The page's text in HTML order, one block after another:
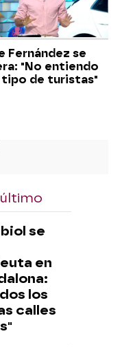
Fernández se
"No entiendo
de turistas"
se
en
los
calles